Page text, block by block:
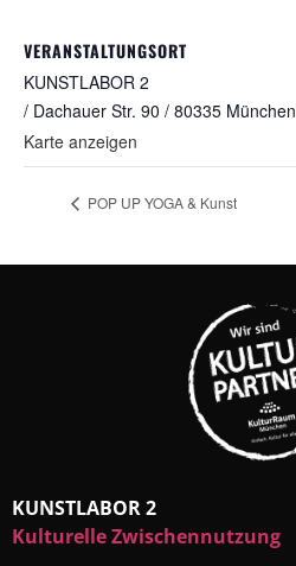
VERANSTALTUNGSORT
KUNSTLABOR 2
/ Dachauer Str. 90 / 80335 München
Karte anzeigen
POP UP YOGA & Kunst
KUNSTLABOR 2
Kulturelle Zwischennutzung